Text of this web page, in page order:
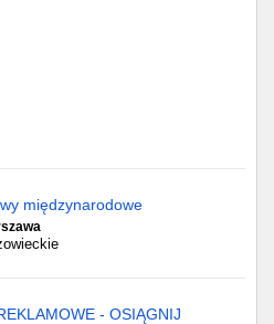
międzynarodowe
- OSIĄGNIJ